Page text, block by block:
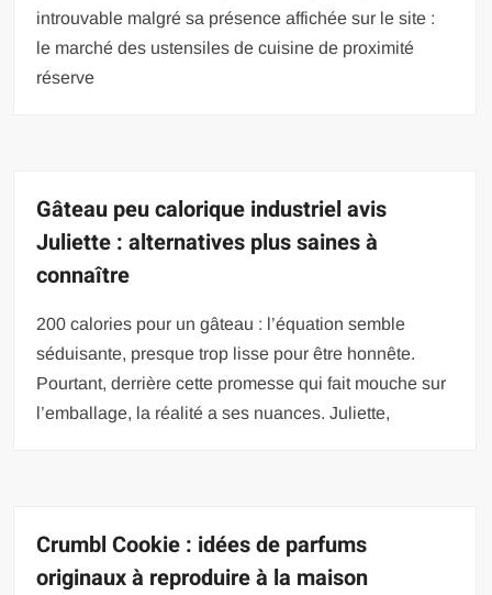
introuvable malgré sa présence affichée sur le site :
le marché des ustensiles de cuisine de proximité
réserve
Gâteau peu calorique industriel avis
Juliette : alternatives plus saines à
connaître
200 calories pour un gâteau : l’équation semble
séduisante, presque trop lisse pour être honnête.
Pourtant, derrière cette promesse qui fait mouche sur
l’emballage, la réalité a ses nuances. Juliette,
Crumbl Cookie : idées de parfums
originaux à reproduire à la maison